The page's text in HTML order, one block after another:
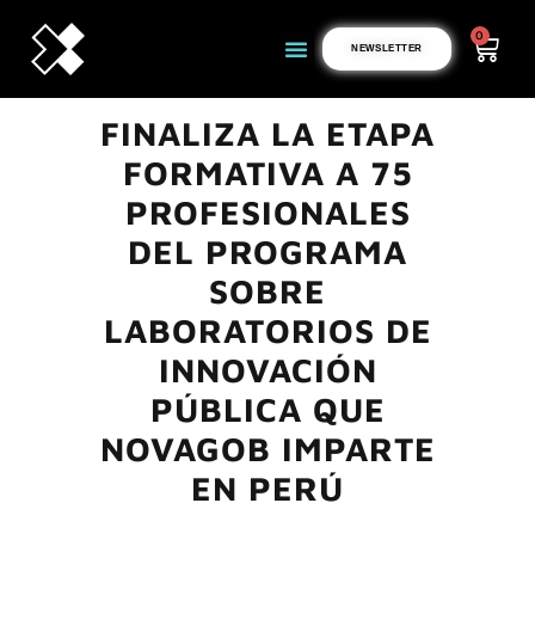
NEWSLETTER
0
FINALIZA LA ETAPA
FORMATIVA A 75
PROFESIONALES
DEL PROGRAMA
SOBRE
LABORATORIOS DE
INNOVACIÓN
PÚBLICA QUE
NOVAGOB IMPARTE
EN PERÚ